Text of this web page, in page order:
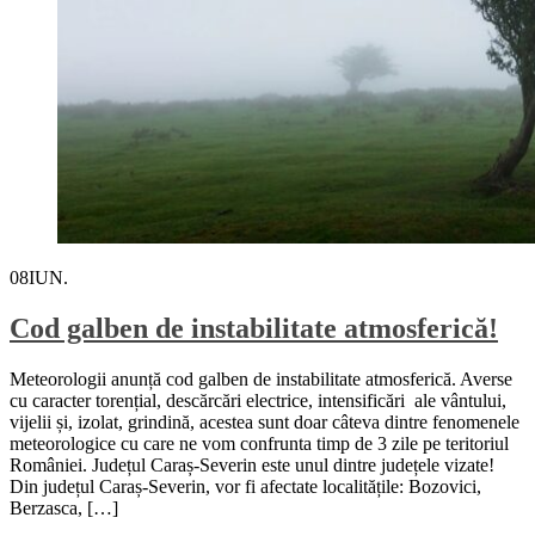
08IUN.
Cod galben de instabilitate atmosferică!
Meteorologii anunță cod galben de instabilitate atmosferică. Averse
cu caracter torențial, descărcări electrice, intensificări ale vântului,
vijelii și, izolat, grindină, acestea sunt doar câteva dintre fenomenele
meteorologice cu care ne vom confrunta timp de 3 zile pe teritoriul
României. Județul Caraș-Severin este unul dintre județele vizate!
Din județul Caraș-Severin, vor fi afectate localitățile: Bozovici,
Berzasca, […]